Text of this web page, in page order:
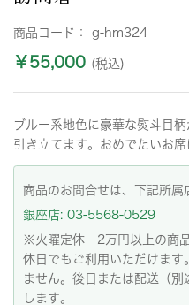
商品コード： g-hm324
￥55,000 (税込)
ブルー系地色に豪華な熨斗目
引き立てます。おめでたいお
商品のお問合せは、下記所属
銀座店: 03-5568-0529
※火曜定休 2万円以上の商
休日でもご利用いただけます
ません。後日または配送（
します。